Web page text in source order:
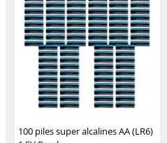
100 piles super alcalines AA (LR6)